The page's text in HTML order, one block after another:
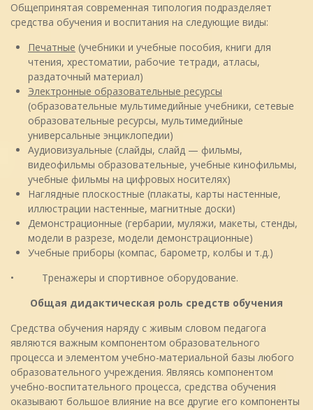
Общепринятая современная типология подразделяет
средства обучения и воспитания на следующие виды:
Печатные (учебники и учебные пособия, книги для
чтения, хрестоматии, рабочие тетради, атласы,
раздаточный материал)
Электронные образовательные ресурсы
(образовательные мультимедийные учебники, сетевые
образовательные ресурсы, мультимедийные
универсальные энциклопедии)
Аудиовизуальные (слайды, слайд — фильмы,
видеофильмы образовательные, учебные кинофильмы,
учебные фильмы на цифровых носителях)
Наглядные плоскостные (плакаты, карты настенные,
иллюстрации настенные, магнитные доски)
Демонстрационные (гербарии, муляжи, макеты, стенды,
модели в разрезе, модели демонстрационные)
Учебные приборы (компас, барометр, колбы и т.д.)
• Тренажеры и спортивное оборудование.
Общая дидактическая роль средств обучения
Средства обучения наряду с живым словом педагога
являются важным компонентом образовательного
процесса и элементом учебно-материальной базы любого
образовательного учреждения. Являясь компонентом
учебно-воспитательного процесса, средства обучения
оказывают большое влияние на все другие его компоненты